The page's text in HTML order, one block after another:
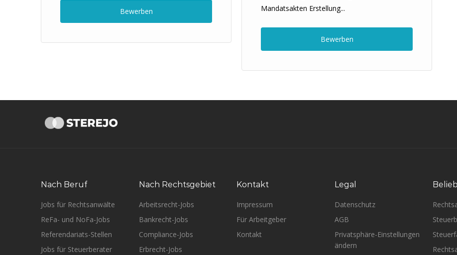
Bewerben
Mandatsakten Erstellung...
Bewerben
Nach Beruf
Jobs für Rechtsanwälte
ReFa- und NoFa-Jobs
Referendariats-Stellen
Jobs für Steuerberater
Nach Rechtsgebiet
Arbeitsrecht-Jobs
Bankrecht-Jobs
Compliance-Jobs
Erbrecht-Jobs
Kontakt
Impressum
Für Arbeitgeber
Kontakt
Legal
Datenschutz
AGB
Privatsphäre-Einstellungen
ändern